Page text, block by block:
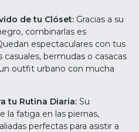
de tu Clóset: Gracias a su
combinarlas es
espectaculares con tus
bermudas o casacas
outfit urbano con mucha
tu Rutina Diaria: Su
la fatiga en las piernas,
perfectas para asistir a